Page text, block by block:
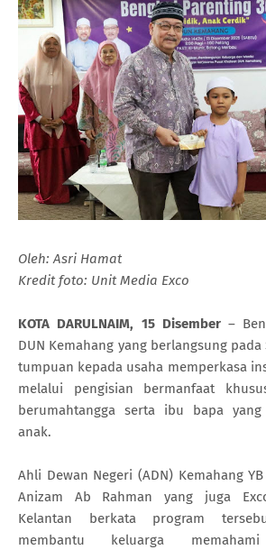
Oleh: Asri Hamat
Kredit foto: Unit Media Exco
KOTA DARULNAIM, 15 Disember–
DUN Kemahang yang berlangsung
tumpuan kepada usaha memperkasa
melalui pengisian bermanfaat
berumahtangga serta ibu bapa
anak.
Ahli Dewan Negeri (ADN) Kemahang
Anizam Ab Rahman yang juga
Kelantan berkata program
membantu keluarga